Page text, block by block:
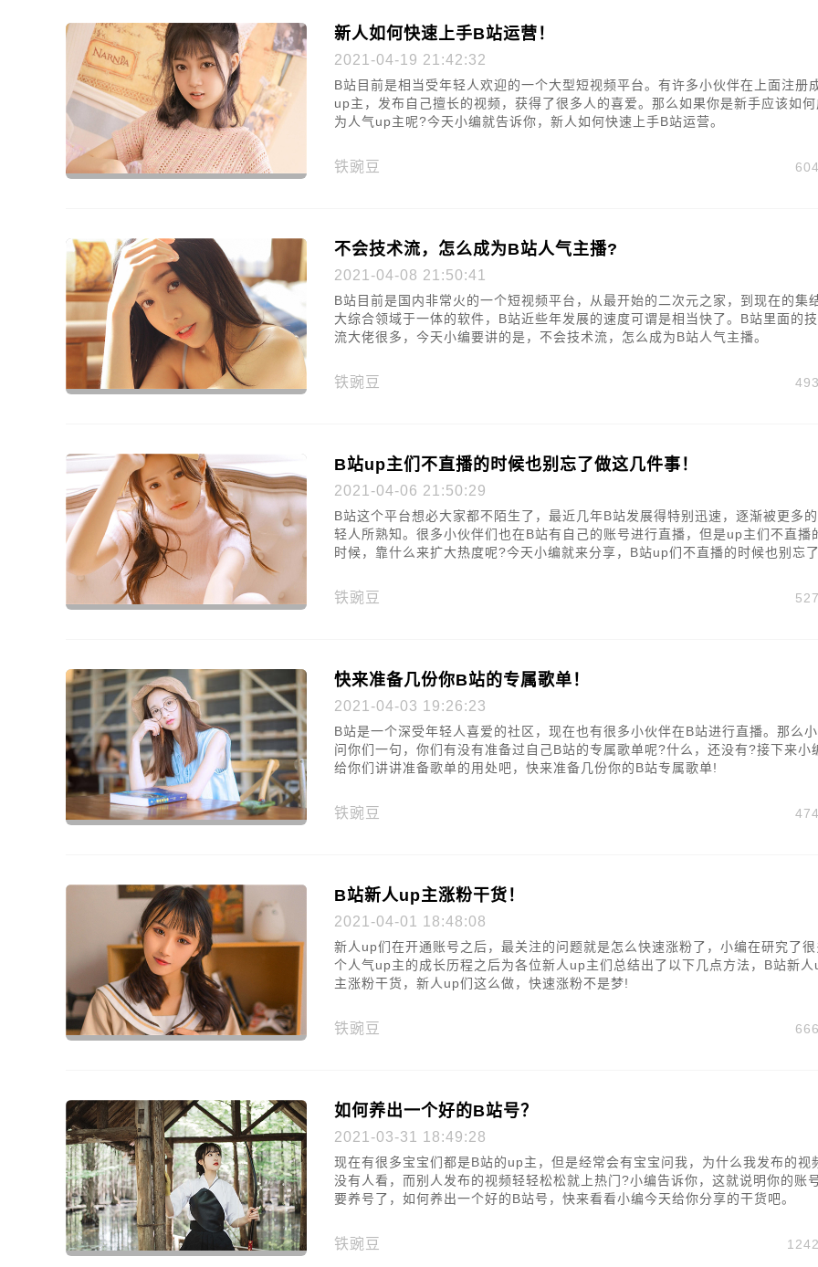
新人如何快速上手B站运营！
2021-04-19 21:42:32
B站目前是相当受年轻人欢迎的一个大型短视频平台。有许多小伙伴在上面注册
up主，发布自己擅长的视频，获得了很多人的喜爱。那么如果你是新手应该如何
为人气up主呢?今天小编就告诉你，新人如何快速上手B站运营。
铁豌豆
不会技术流，怎么成为B站人气主播?
2021-04-08 21:50:41
B站目前是国内非常火的一个短视频平台，从最开始的二次元之家，到现在的集
大综合领域于一体的软件，B站近些年发展的速度可谓是相当快了。B站里面的
流大佬很多，今天小编要讲的是，不会技术流，怎么成为B站人气主播。
铁豌豆
B站up主们不直播的时候也别忘了做这几件事！
2021-04-06 21:50:29
B站这个平台想必大家都不陌生了，最近几年B站发展得特别迅速，逐渐被更多
轻人所熟知。很多小伙伴们也在B站有自己的账号进行直播，但是up主们不直播
时候，靠什么来扩大热度呢?今天小编就来分享，B站up们不直播的时候也别忘了
铁豌豆
快来准备几份你B站的专属歌单！
2021-04-03 19:26:23
B站是一个深受年轻人喜爱的社区，现在也有很多小伙伴在B站进行直播。那么
问你们一句，你们有没有准备过自己B站的专属歌单呢?什么，还没有?接下来小
给你们讲讲准备歌单的用处吧，快来准备几份你的B站专属歌单!
铁豌豆
B站新人up主涨粉干货！
2021-04-01 18:48:08
新人up们在开通账号之后，最关注的问题就是怎么快速涨粉了，小编在研究了很
个人气up主的成长历程之后为各位新人up主们总结出了以下几点方法，B站新人
主涨粉干货，新人up们这么做，快速涨粉不是梦!
铁豌豆
如何养出一个好的B站号？
2021-03-31 18:49:28
现在有很多宝宝们都是B站的up主，但是经常会有宝宝问我，为什么我发布的视
没有人看，而别人发布的视频轻轻松松就上热门?小编告诉你，这就说明你的账
要养号了，如何养出一个好的B站号，快来看看小编今天给你分享的干货吧。
铁豌豆